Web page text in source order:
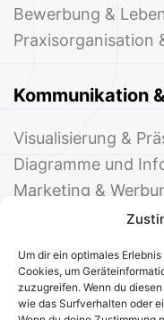
Um dir ein optimales
Cookies, um
zuzugreifen. Wenn du
wie das Surfverhalten oder
Bewerbung &
Praxisorganisation
Kommunikation
Visualisierung &
Diagramme und
Marketing &
Events &